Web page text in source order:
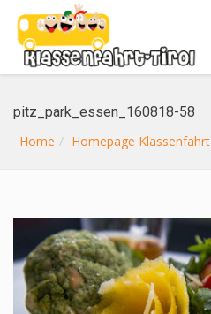
pitz_park_essen_160818-58
Home
Homepage Klassenfahrt